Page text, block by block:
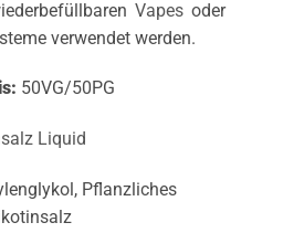
Vapes oder
verwendet werden.
50VG/50PG
Liquid
Pflanzliches